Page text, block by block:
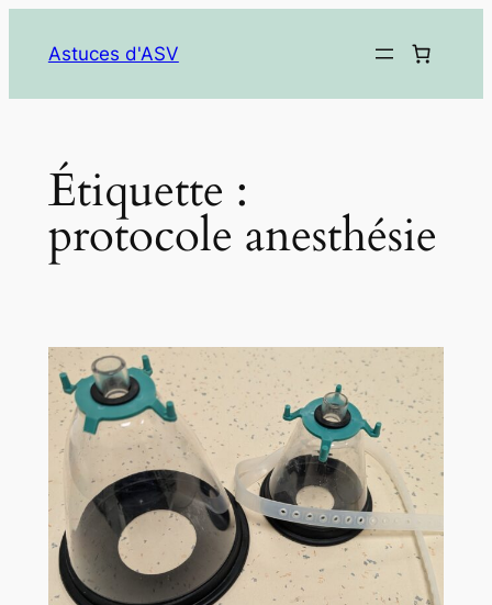
Astuces d'ASV
Étiquette :
protocole anesthésie